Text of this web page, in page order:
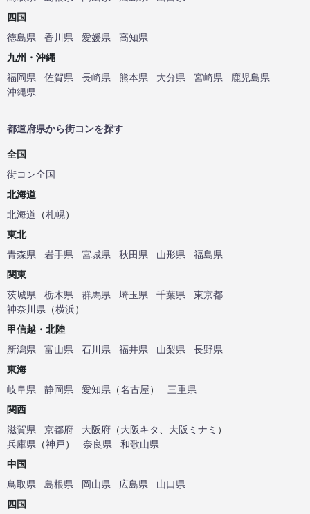
四国
徳島県
香川県 愛媛県
高知県
九州・沖縄
福岡県
佐賀県 長崎県 熊本県 大分県 宮崎県
鹿児島県
沖縄県
都道府県から街コンを探す
全国
街コン全国
北海道
北海道 （札幌）
東北
青森県
岩手県 宮城県 秋田県 山形県
福島県
関東
茨城県
栃木県 群馬県 埼玉県 千葉県
東京都
神奈川県 （横浜）
甲信越・北陸
新潟県
富山県 石川県 福井県 山梨県
長野県
東海
岐阜県
静岡県 愛知県 （名古屋）
三重県
関西
滋賀県
京都府 大阪府 （大阪キタ 大阪ミナミ ）
兵庫県 （神戸） 奈良県
和歌山県
中国
鳥取県
島根県 岡山県 広島県
山口県
四国